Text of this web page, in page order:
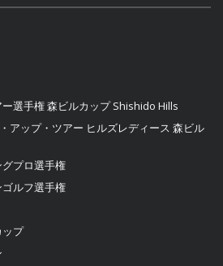
選手権 森ビルカップ Shishido Hills
アップ・ツアー ヒルズレディース 森ビル
プロ選手権
ルフ選手権
プ